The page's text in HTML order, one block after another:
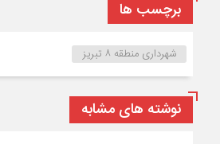
برچسب ها
شهرداری منطقه ۸ تبریز
نوشته های مشابه